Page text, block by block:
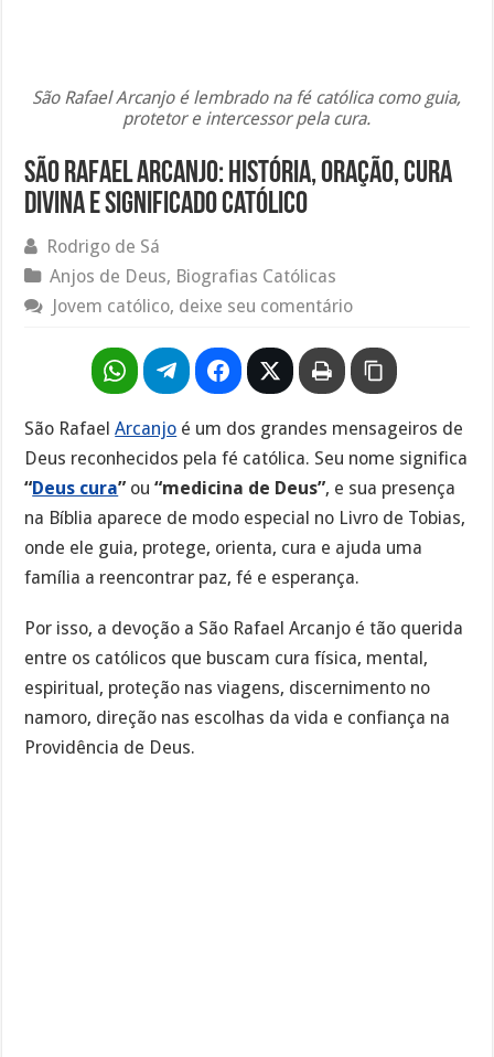
São Rafael Arcanjo é lembrado na fé católica como guia,
protetor e intercessor pela cura.
São Rafael Arcanjo: história, oração, cura
divina e significado católico
Rodrigo de Sá
Anjos de Deus, Biografias Católicas
Jovem católico, deixe seu comentário
São RafaelArcanjo é um dos grandes mensageiros de
Deus reconhecidos pela fé católica. Seu nome significa
“Deus cura” ou“medicina de Deus”, e sua presença
na Bíblia aparece de modo especial no Livro de Tobias,
onde ele guia, protege, orienta, cura e ajuda uma
família a reencontrar paz, fé e esperança.
Por isso, a devoção a São Rafael Arcanjo é tão querida
entre os católicos que buscam cura física, mental,
espiritual, proteção nas viagens, discernimento no
namoro, direção nas escolhas da vida e confiança na
Providência de Deus.